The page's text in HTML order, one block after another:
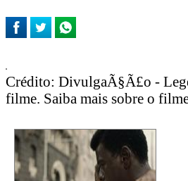
Crédito: DivulgaÃ§Ã£o -
filme. Saiba mais sobre o